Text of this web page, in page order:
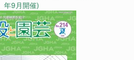
年9月開催)